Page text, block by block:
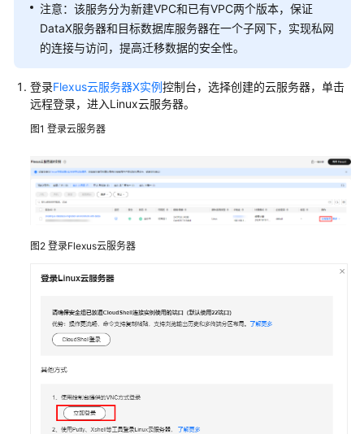
据
速
可
网
站
云
注意：该服务分为新建VPC和已有VPC两个版本，保证
DataX服务器和目标数据库服务器在一个子网下，实现私网
的连接与访问，提高迁移数据的安全性。
登录Flexus云服务器X实例控制台，选择创建的云服务器，单击
远程登录，进入Linux云服务器。
图1 登录云服务器
图2 登录Flexus云服务器